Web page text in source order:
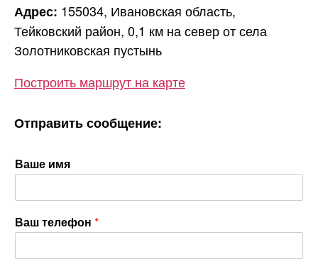
Адрес: 155034, Ивановская область,
Тейковский район, 0,1 км на север от села
Золотниковская пустынь
Построить маршрут на карте
Отправить сообщение:
Ваше имя
Ваш телефон *